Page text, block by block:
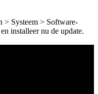
> Systeem > Software-
installeer nu de update.